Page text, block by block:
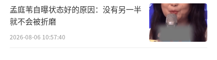
孟庭苇自曝状态好的原因：没有另一半
就不会被折磨
2026-08-06 10:57:40